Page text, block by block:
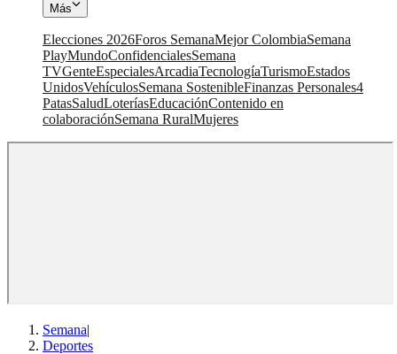
Más
Elecciones 2026Foros SemanaMejor ColombiaSemana
PlayMundoConfidencialesSemana
TVGenteEspecialesArcadiaTecnologíaTurismoEstados
UnidosVehículosSemana SostenibleFinanzas Personales4
PatasSaludLoteríasEducaciónContenido en
colaboraciónSemana RuralMujeres
Semana|
Deportes